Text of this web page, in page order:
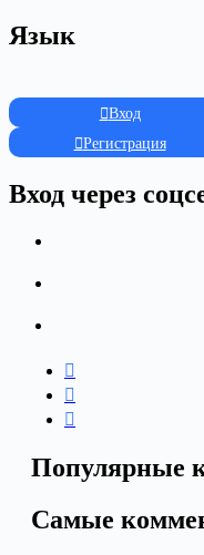
Язык
Вход
Регистрация
Вход через
Популярные
Самые